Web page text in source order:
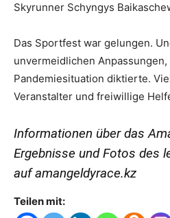
Skyrunner Schyngys
Das Sportfest war gelungen.
unvermeidlichen Anpassungen,
Pandemiesituation diktierte.
Veranstalter und freiwillige
Informationen über das
Ergebnisse und Fotos des
auf amangeldyrace.kz
Teilen mit: